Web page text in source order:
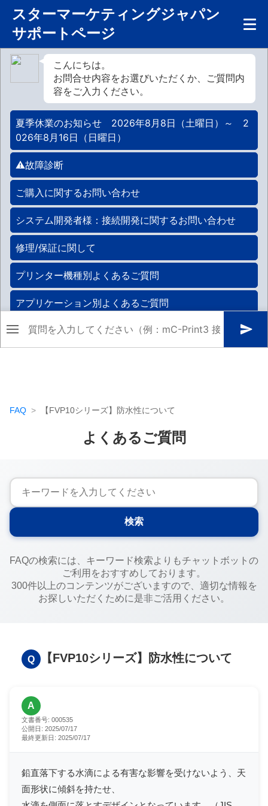
スターマーケティングジャパン
サポートページ
FAQ 【FVP10シリーズ】防水性について
よくあるご質問
検索
FAQの検索には、キーワード検索よりもチャットボットの
ご利用をおすすめしております。
300件以上のコンテンツがございますので、適切な情報を
お探しいただくために是非ご活用ください。
Q 【FVP10シリーズ】防水性について
A
文書番号: 000535
公開日: 2025/07/17
最終更新日: 2025/07/17
鉛直落下する水滴による有害な影響を受けないよう、天
面形状に傾斜を持たせ、